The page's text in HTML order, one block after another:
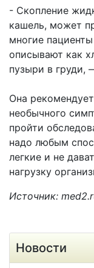
- Скопление
кашель, может
многие
описывают как
пузыри в груди,
Она
необычного
пройти
надо любым
легкие и не
нагрузку
Источник:
Новости